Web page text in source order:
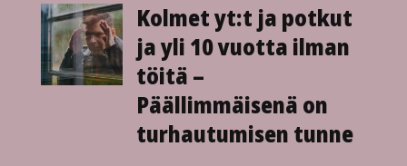
Kolmet yt:t ja potkut
ja yli 10 vuotta ilman
töitä –
Päällimmäisenä on
turhautumisen tunne